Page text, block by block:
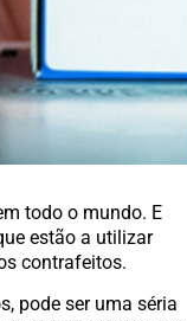
todo o mundo. E
estão a utilizar
contrafeitos.
pode ser uma séria